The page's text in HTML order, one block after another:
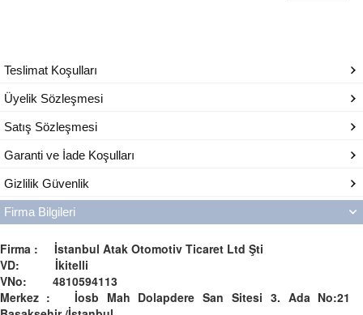
Teslimat Koşulları
Üyelik Sözleşmesi
Satış Sözleşmesi
Garanti ve İade Koşulları
Gizlilik Güvenlik
Firma Bilgileri
Firma : İstanbul Atak Otomotiv Ticaret Ltd Şti
VD: İkitelli
VNo: 4810594113
Merkez : İosb Mah Dolapdere San Sitesi 3. Ada No:21